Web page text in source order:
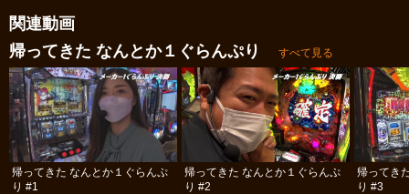
関連動画
帰ってきた なんとか１ぐらんぷり
すべて見る
帰ってきた なんとか１ぐらんぷ
り #1
帰ってきた なんとか１ぐらんぷ
り #2
帰ってき
り #3